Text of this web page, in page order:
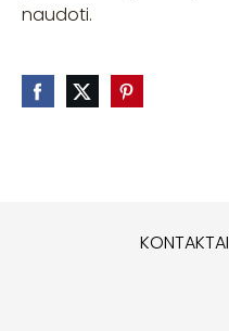
naudoti.
KONTAKTAI